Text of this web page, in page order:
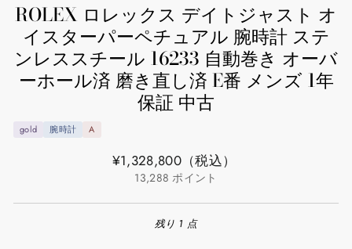
ROLEX ロレックス デイトジャスト オ
イスターパーペチュアル 腕時計 ステ
ンレススチール 16233 自動巻き オーバ
ーホール済 磨き直し済 E番 メンズ 1年
保証 中古
gold 腕時計 A
通
¥1,328,800（税込）
13,288 ポイント
残り 1 点